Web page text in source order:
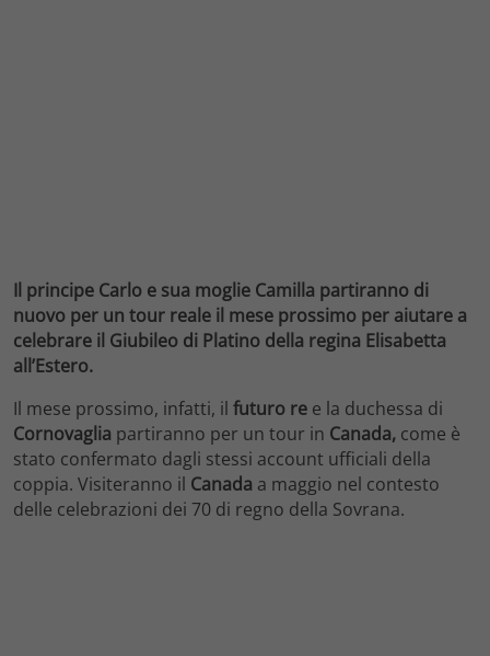
Il principe Carlo e sua moglie Camilla partiranno di
nuovo per un tour reale il mese prossimo per aiutare a
celebrare il Giubileo di Platino della regina Elisabetta
all’Estero.
Il mese prossimo, infatti, il futuro re e la duchessa di
Cornovaglia partiranno per un tour in Canada, come è
stato confermato dagli stessi account ufficiali della
coppia. Visiteranno il Canada a maggio nel contesto
delle celebrazioni dei 70 di regno della Sovrana.